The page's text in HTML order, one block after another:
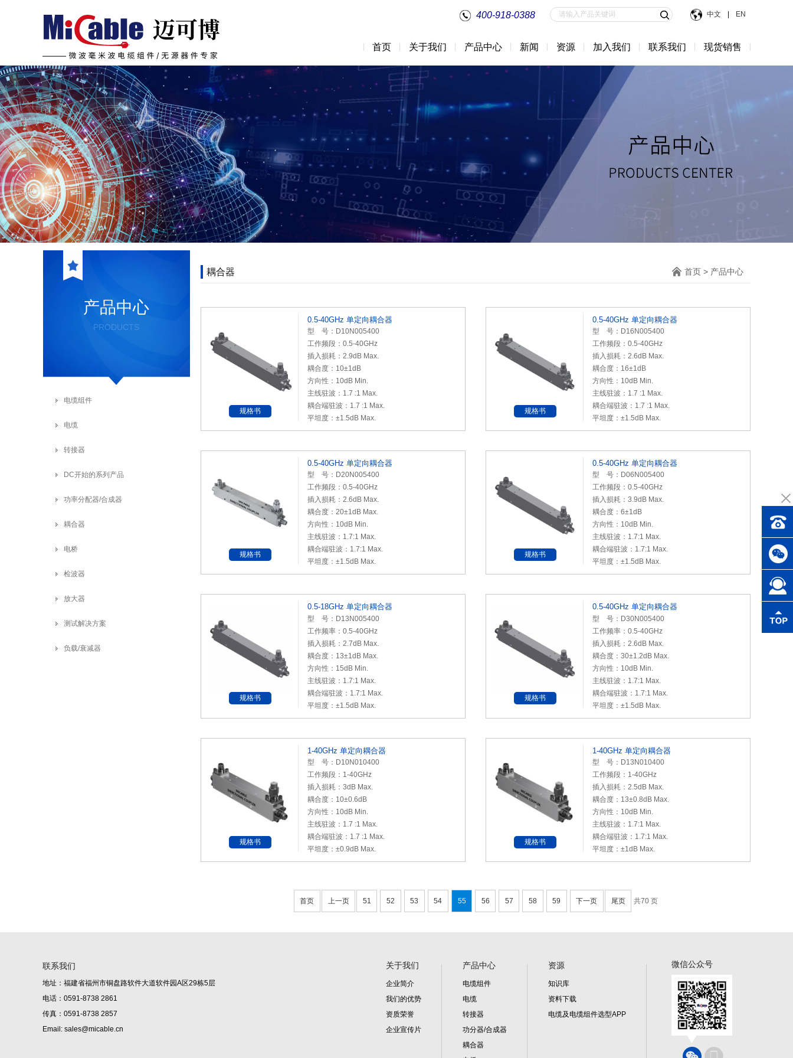
中文 EN
400-918-0388
首页 关于我们 产品中心 新闻 资源 加入我们 联系我们 现货销售
产品中心
PRODUCTS
电缆组件
电缆
转接器
DC开始的系列产品
功率分配器/合成器
耦合器
电桥
检波器
放大器
测试解决方案
负载/衰减器
耦合器 首页 > 产品中心
规格书
0.5-40GHz 单定向耦合器
型 号：D10N005400
工作频段：0.5-40GHz
插入损耗：2.9dB Max.
耦合度：10±1dB
方向性：10dB Min.
主线驻波：1.7 :1 Max.
耦合端驻波：1.7 :1 Max.
平坦度：±1.5dB Max.
规格书
0.5-40GHz 单定向耦合器
型 号：D16N005400
工作频段：0.5-40GHz
插入损耗：2.6dB Max.
耦合度：16±1dB
方向性：10dB Min.
主线驻波：1.7 :1 Max.
耦合端驻波：1.7 :1 Max.
平坦度：±1.5dB Max.
规格书
0.5-40GHz 单定向耦合器
型 号：D20N005400
工作频段：0.5-40GHz
插入损耗：2.6dB Max.
耦合度：20±1dB Max.
方向性：10dB Min.
主线驻波：1.7:1 Max.
耦合端驻波：1.7:1 Max.
平坦度：±1.5dB Max.
规格书
0.5-40GHz 单定向耦合器
型 号：D06N005400
工作频段：0.5-40GHz
插入损耗：3.9dB Max.
耦合度：6±1dB
方向性：10dB Min.
主线驻波：1.7:1 Max.
耦合端驻波：1.7:1 Max.
平坦度：±1.5dB Max.
规格书
0.5-18GHz 单定向耦合器
型 号：D13N005400
工作频率：0.5-40GHz
插入损耗：2.7dB Max.
耦合度：13±1dB Max.
方向性：15dB Min.
主线驻波：1.7:1 Max.
耦合端驻波：1.7:1 Max.
平坦度：±1.5dB Max.
规格书
0.5-40GHz 单定向耦合器
型 号：D30N005400
工作频率：0.5-40GHz
插入损耗：2.6dB Max.
耦合度：30±1.2dB Max.
方向性：10dB Min.
主线驻波：1.7:1 Max.
耦合端驻波：1.7:1 Max.
平坦度：±1.5dB Max.
规格书
1-40GHz 单定向耦合器
型 号：D10N010400
工作频段：1-40GHz
插入损耗：3dB Max.
耦合度：10±0.6dB
方向性：10dB Min.
主线驻波：1.7 :1 Max.
耦合端驻波：1.7 :1 Max.
平坦度：±0.9dB Max.
规格书
1-40GHz 单定向耦合器
型 号：D13N010400
工作频段：1-40GHz
插入损耗：2.5dB Max.
耦合度：13±0.8dB Max.
方向性：10dB Min.
主线驻波：1.7:1 Max.
耦合端驻波：1.7:1 Max.
平坦度：±1dB Max.
首页 上一页 51 52 53 54 55 56 57 58 59 下一页 尾页 共70 页
联系我们
地址：福建省福州市铜盘路软件大道软件园A区29栋5层
电话：0591-8738 2861
传真：0591-8738 2857
Email: sales@micable.cn
关于我们
企业简介
我们的优势
资质荣誉
企业宣传片
产品中心
电缆组件
电缆
转接器
功分器/合成器
耦合器
资源
知识库
资料下载
电缆及电缆组件选型APP
微信公众号